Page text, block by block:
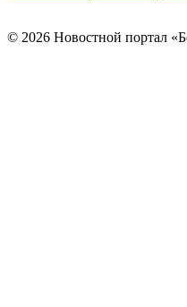
© 2026 Новостной портал